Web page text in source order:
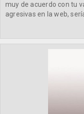
muy de acuerdo con tu
agresivas en la web,